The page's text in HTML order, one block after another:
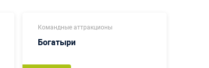
Командные аттракционы
Богатыри